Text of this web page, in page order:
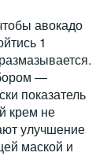
авокадо
1
—
показатель
крем не
улучшение
маской и